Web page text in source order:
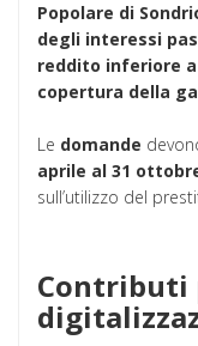
Popolare di
degli interessi
reddito inferiore a
copertura della
Le domande
aprile al 31
sull’utilizzo del
Contributi